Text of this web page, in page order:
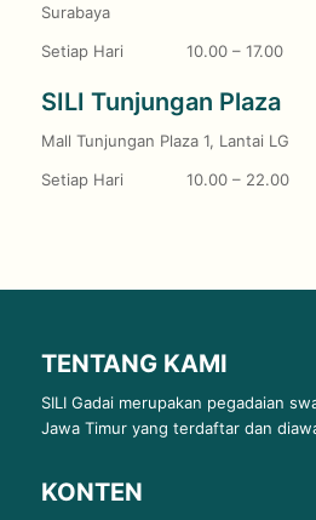
Surabaya
Setiap Hari 10.00 – 17.00
SILI Tunjungan Plaza
Mall Tunjungan Plaza 1, Lantai LG
Setiap Hari 10.00 – 22.00
TENTANG KAMI
SILI Gadai merupakan pegadaian
Jawa Timur yang terdaftar dan
KONTEN